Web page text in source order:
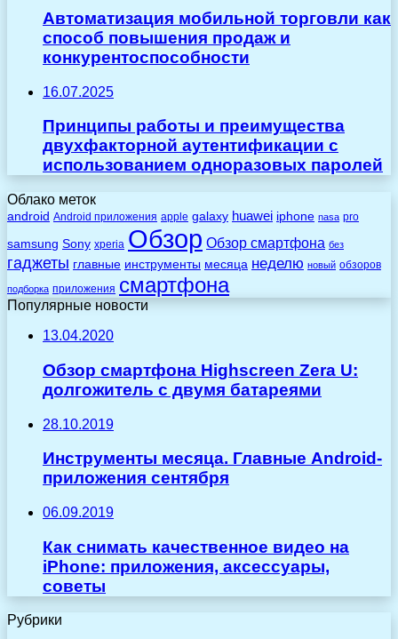
Автоматизация мобильной торговли как
способ повышения продаж и
конкурентоспособности
16.07.2025
Принципы работы и преимущества
двухфакторной аутентификации с
использованием одноразовых паролей
Облако меток
android Android приложения apple galaxy huawei iphone nasa pro
samsung Sony xperia Обзор Обзор смартфона без
гаджеты главные инструменты месяца неделю новый обзоров
подборка приложения смартфона
Популярные новости
13.04.2020
Обзор смартфона Highscreen Zera U:
долгожитель c двумя батареями
28.10.2019
Инструменты месяца. Главные Android-
приложения сентября
06.09.2019
Как снимать качественное видео на
iPhone: приложения, аксессуары,
советы
Рубрики